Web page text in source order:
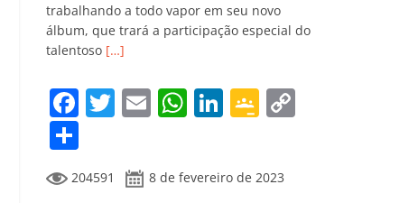
trabalhando a todo vapor em seu novo
álbum, que trará a participação especial do
talentoso […]
F
e
T
itt
er
E
l
W
s
Li
e
G
gl
o
m
204591 8 de fevereiro de 2023